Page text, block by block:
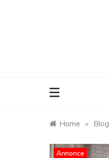
Home » Blog
Annonce